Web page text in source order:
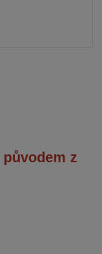
původem z